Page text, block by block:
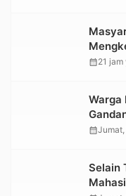
yang
calendar_month21
Warga
calendar_month
Selain